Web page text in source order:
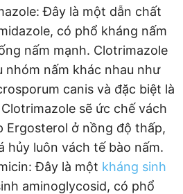
Đây là một dẫn chất
có phổ kháng nấm
nấm mạnh. Clotrimazole
nhóm nấm khác nhau như
canis và đặc biệt là
sẽ ức chế vách
Ergosterol ở nồng độ thấp,
hủy luôn vách tế bào nấm.
Đây là một kháng sinh
aminoglycosid, có phổ